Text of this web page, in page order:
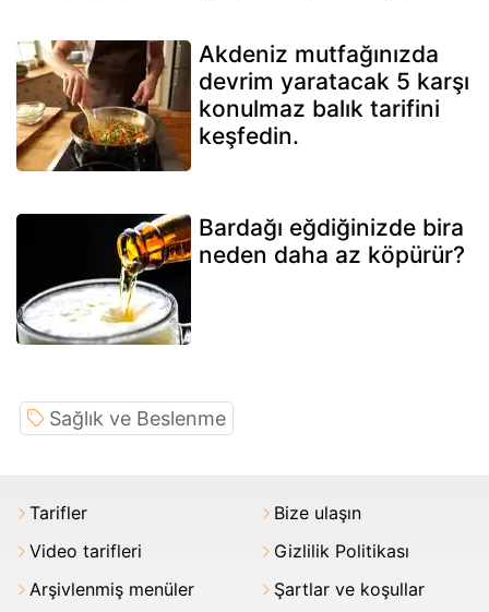
Akdeniz mutfağınızda
devrim yaratacak 5 karşı
konulmaz balık tarifini
keşfedin.
Bardağı eğdiğinizde bira
neden daha az köpürür?
Sağlık ve Beslenme
Tarifler
Video tarifleri
Arşivlenmiş menüler
Bize ulaşın
Gizlilik Politikası
Şartlar ve koşullar